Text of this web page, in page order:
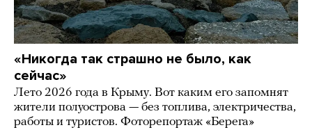
«Никогда так страшно не было, как
сейчас»
Лето 2026 года в Крыму. Вот каким его запомнят
жители полуострова — без топлива, электричества,
работы и туристов. Фоторепортаж «Берега»